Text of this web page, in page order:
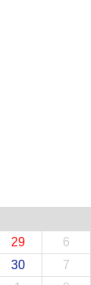
29 6
30 7